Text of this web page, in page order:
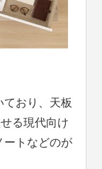
ており、天板
る現代向け
ートなどのが